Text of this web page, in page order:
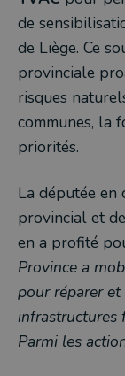
de
de Liège. Ce
provinciale
risques
communes, la
priorités.
La députée en
provincial et
en a profité
Province a
pour réparer
infrastructures
Parmi les